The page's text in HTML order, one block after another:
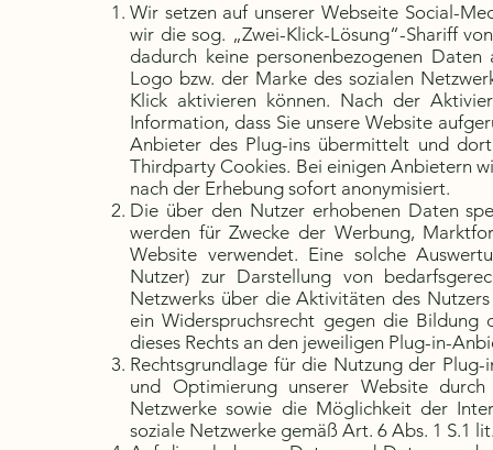
Wir setzen auf unserer Webseite Social-
wir die sog. „Zwei-Klick-Lösung“-Shariff
dadurch keine personenbezogenen
Logo bzw. der Marke des sozialen
Klick aktivieren können. Nach der
Information, dass Sie unsere Website
Anbieter des Plug-ins übermittelt und
Thirdparty Cookies. Bei einigen Anbietern
nach der Erhebung sofort anonymisiert.
Die über den Nutzer erhobenen Daten
werden für Zwecke der Werbung,
Website verwendet. Eine solche
Nutzer) zur Darstellung von
Netzwerks über die Aktivitäten des
ein Widerspruchsrecht gegen die Bildung
dieses Rechts an den jeweiligen Plug-in-
Rechtsgrundlage für die Nutzung der
und Optimierung unserer Website
Netzwerke sowie die Möglichkeit der
soziale Netzwerke gemäß Art. 6 Abs. 1 S.1